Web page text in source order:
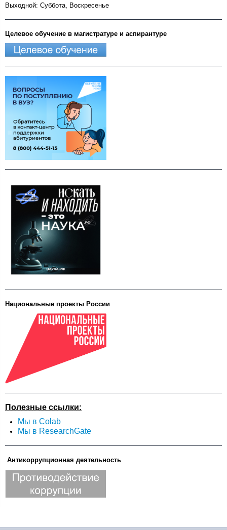
Выходной: Суббота, Воскресенье
Целевое обучение в магистратуре и аспирантуре
Национальные проекты России
Полезные ссылки:
Мы в Colab
Мы в ResearchGate
Антикоррупционная деятельность